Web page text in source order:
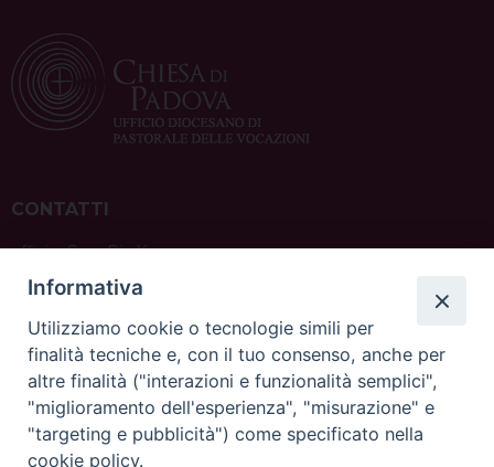
CONTATTI
ufficio: Casa Pio X
via Bonporti, 20 – 35141 Padova
tel: +39 351 619 2354
e mail:ufficiovocazionipadova@gmail.com
sede: Casa Sant'Andrea
Informativa
Utilizziamo cookie o tecnologie simili per
finalità tecniche e, con il tuo consenso, anche per
altre finalità ("interazioni e funzionalità semplici",
"miglioramento dell'esperienza", "misurazione" e
"targeting e pubblicità") come specificato nella
cookie policy.